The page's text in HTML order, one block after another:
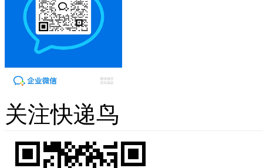
关注快递鸟